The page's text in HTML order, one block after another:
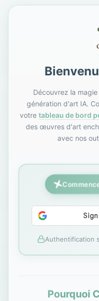
Découvrez la
génération d'art IA.
votre tableau de bord
des œuvres d'art
avec nos
Authentification
Pourquoi